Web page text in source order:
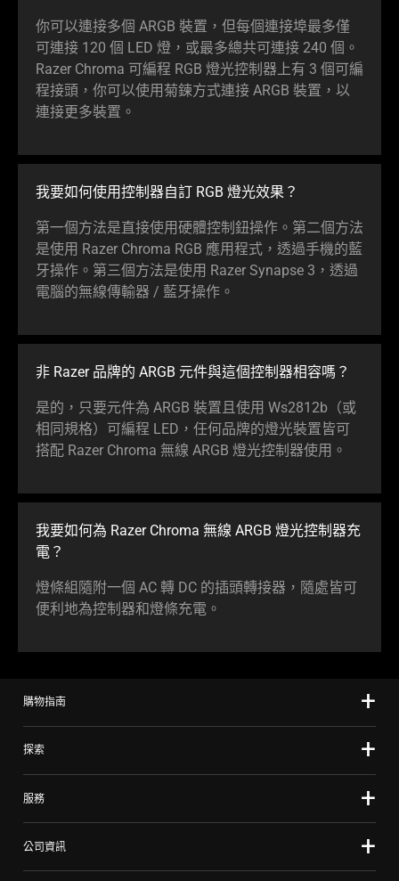
你可以連接多個 ARGB 裝置，但每個連接埠最多僅
可連接 120 個 LED 燈，或最多總共可連接 240 個。
Razer Chroma 可編程 RGB 燈光控制器上有 3 個可編
程接頭，你可以使用菊鍊方式連接 ARGB 裝置，以
連接更多裝置。
我要如何使用控制器自訂 RGB 燈光效果？
第一個方法是直接使用硬體控制鈕操作。第二個方法
是使用 Razer Chroma RGB 應用程式，透過手機的藍
牙操作。第三個方法是使用 Razer Synapse 3，透過
電腦的無線傳輸器 / 藍牙操作。
非 Razer 品牌的 ARGB 元件與這個控制器相容嗎？
是的，只要元件為 ARGB 裝置且使用 Ws2812b（或
相同規格）可編程 LED，任何品牌的燈光裝置皆可
搭配 Razer Chroma 無線 ARGB 燈光控制器使用。
我要如何為 Razer Chroma 無線 ARGB 燈光控制器充
電？
燈條組隨附一個 AC 轉 DC 的插頭轉接器，隨處皆可
便利地為控制器和燈條充電。
購物指南
探索
服務
公司資訊